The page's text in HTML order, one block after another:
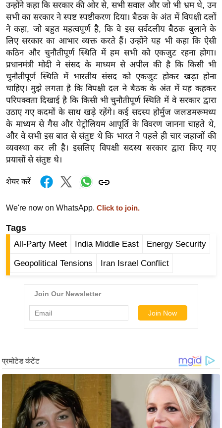
र्ल्ड
न्यू
ज
ब्री
फ
म
नो
रं
ज
न
ज
ग
बॉ
वु
हॉ
ली
वु
B
r
उन्होंने कहा कि सरकार की ओर से, सभी सवाल और जो भी भ्रम थे, उन
सभी का सरकार ने स्पष्ट स्पष्टीकरण दिया। बैठक के अंत में विपक्षी दलों
ने कहा, जो बहुत महत्वपूर्ण है, कि वे इस सर्वदलीय बैठक बुलाने के
लिए सरकार का आभार व्यक्त करते हैं। उन्होंने यह भी कहा कि ऐसी
कठिन और चुनौतीपूर्ण स्थिति में हम सभी को एकजुट रहना होगा।
प्रधानमंत्री मोदी ने संसद के माध्यम से अपील की है कि किसी भी
चुनौतीपूर्ण स्थिति में भारतीय संसद को एकजुट होकर खड़ा होना
चाहिए। मुझे लगता है कि विपक्षी दल ने बैठक के अंत में यह कहकर
परिपक्वता दिखाई है कि किसी भी चुनौतीपूर्ण स्थिति में वे सरकार द्वारा
उठाए गए कदमों के साथ खड़े रहेंगे। कई सदस्य होर्मुज जलडमरूमध्य
के माध्यम से गैस और पेट्रोलियम आपूर्ति के विवरण जानना चाहते थे,
और वे सभी इस बात से संतुष्ट थे कि भारत ने पहले ही चार जहाजों की
व्यवस्था कर ली है। इसलिए विपक्षी सदस्य सरकार द्वारा किए गए
प्रयासों से संतुष्ट थे।
शेयर करें
We're now on WhatsApp. Click to join.
Tags
All-Party Meet India Middle East Energy Security
Geopolitical Tensions Iran Israel Conflict